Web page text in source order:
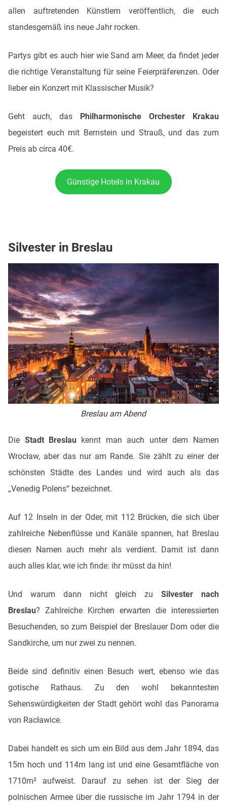
allen auftretenden Künstlern veröffentlich, die euch
standesgemäß ins neue Jahr rocken.
Partys gibt es auch hier wie Sand am Meer, da findet jeder
die richtige Veranstaltung für seine Feierpräferenzen. Oder
lieber ein Konzert mit Klassischer Musik?
Geht auch, das Philharmonische Orchester Krakau
begeistert euch mit Bernstein und Strauß, und das zum
Preis ab circa 40€.
Günstige Hotels in Krakau
Silvester in Breslau
Breslau am Abend
Die Stadt Breslau kennt man auch unter dem Namen
Wrocław, aber das nur am Rande. Sie zählt zu einer der
schönsten Städte des Landes und wird auch als das
„Venedig Polens“ bezeichnet.
Auf 12 Inseln in der Oder, mit 112 Brücken, die sich über
zahlreiche Nebenflüsse und Kanäle spannen, hat Breslau
diesen Namen auch mehr als verdient. Damit ist dann
auch alles klar, wie ich finde: ihr müsst da hin!
Und warum dann nicht gleich zuSilvester nach
Breslau? Zahlreiche Kirchen erwarten die interessierten
Besuchenden, so zum Beispiel der Breslauer Dom oder die
Sandkirche, um nur zwei zu nennen.
Beide sind definitiv einen Besuch wert, ebenso wie das
gotische Rathaus. Zu den wohl bekanntesten
Sehenswürdigkeiten der Stadt gehört wohl das Panorama
von Racławice.
Dabei handelt es sich um ein Bild aus dem Jahr 1894, das
15m hoch und 114m lang ist und eine Gesamtfläche von
1710m² aufweist. Darauf zu sehen ist der Sieg der
polnischen Armee über die russische im Jahr 1794 in der